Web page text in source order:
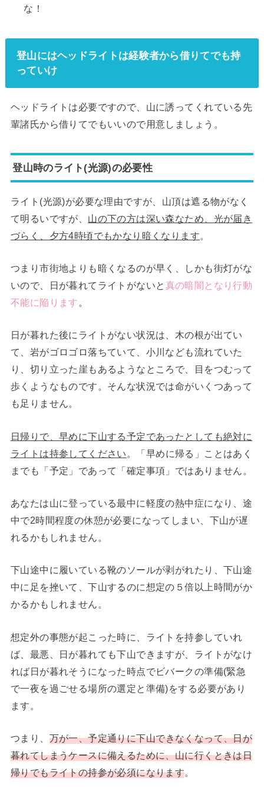
な！
登山にはヘッドライトは経験者から借りてでも持
っていけ
ヘッドライトは必要ですので、山に誘ってくれている先
輩諸氏から借りてでもいいので用意しましょう。
登山時のライト(光源)の必要性
ライト(光源)が必要な理由ですが、山頂は遮る物がなく
て明るいですが、 山の下の方は深い森なため、光が届き
づらく、夕方4時頃でもかなり暗くなります。
つまり市街地よりも暗くなるのが早く、しかも街灯がな
いので、日が暮れてライトがないと 真の暗闇となり行動
不能に陥ります 。
日が暮れた後にライトがない状況は、木の根が出てい
て、岩がゴロゴロ落ちていて、小川なども流れていた
り、切り立った崖もあるようなところで、目をつむって
歩くようなものです。そんな状況では命がいくつあって
も足りません。
日帰りで、早めに下山する予定であったとしても絶対に
ライトは持参してください 。「早めに帰る」ことはあく
までも「予定」であって「確定事項」ではありません。
あなたは山に登っている最中に軽度の熱中症になり、途
中で2時間程度の休憩が必要になってしまい、下山が遅
れるかもしれません。
下山途中に履いている靴のソールが剥がれたり、下山途
中に足を挫いて、下山するのに想定の５倍以上時間がか
かるかもしれません。
想定外の事態が起こった時に、ライトを持参していれ
ば、最悪、日が暮れても下山できますが、ライトがなけ
れば日が暮れそうになった時点でビバークの準備(緊急
で一夜を過ごせる場所の選定と準備)をする必要があり
ます。
つまり、 万が一、予定通りに下山できなくなって、日が
暮れてしまうケースに備えるために、山に行くときは日
帰りでもライトの持参が必須になります。